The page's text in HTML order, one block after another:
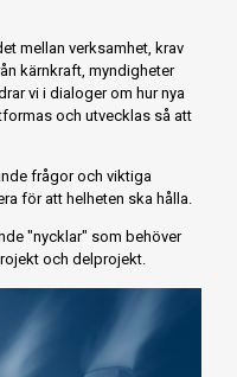
mellan verksamhet, krav
kärnkraft, myndigheter
vi i dialoger om hur nya
och utvecklas så att
frågor och viktiga
för att helheten ska hålla.
"nycklar" som behöver
och delprojekt.